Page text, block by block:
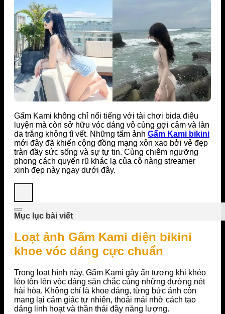
Gấm Kami không chỉ nổi tiếng với tài chơi bida điêu
luyện mà còn sở hữu vóc dáng vô cùng gợi cảm và làn
da trắng không tì vết. Những tấm ảnh Gấm Kami bikini
mới đây đã khiến cộng đồng mạng xôn xao bởi vẻ đẹp
tràn đầy sức sống và sự tự tin. Cùng chiêm ngưỡng
phong cách quyến rũ khác lạ của cô nàng streamer
xinh đẹp này ngay dưới đây.
Mục lục bài viết
Loạt ảnh Gấm Kami diện bikini
khoe vóc dáng cực chuẩn
Trong loạt hình này, Gấm Kami gây ấn tượng khi khéo
léo tôn lên vóc dáng săn chắc cùng những đường nét
hài hòa. Không chỉ là khoe dáng, từng bức ảnh còn
mang lại cảm giác tự nhiên, thoải mái nhờ cách tạo
dáng linh hoạt và thần thái đầy năng lượng.